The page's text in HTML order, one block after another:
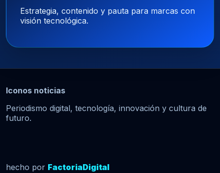
Estrategia, contenido y pauta para marcas con
visión tecnológica.
Iconos noticias
Periodismo digital, tecnología, innovación y cultura de
futuro.
hecho por FactoriaDigital